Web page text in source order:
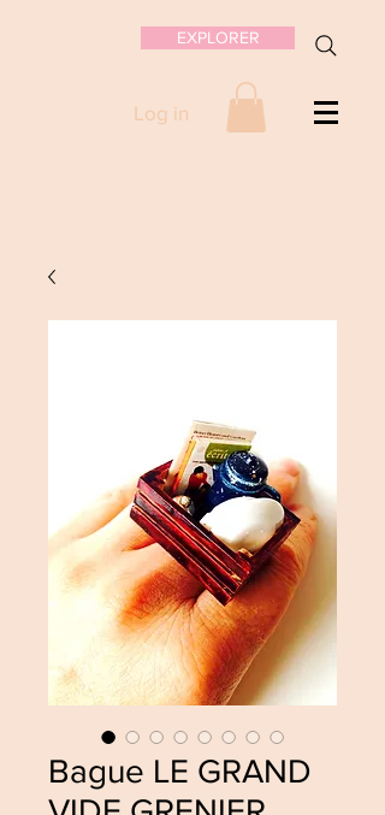
EXPLORER
Log in
Bague LE GRAND